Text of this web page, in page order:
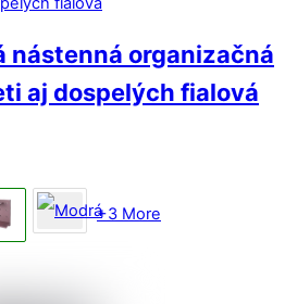
nástenná organizačná
aj dospelých fialová
+3 More